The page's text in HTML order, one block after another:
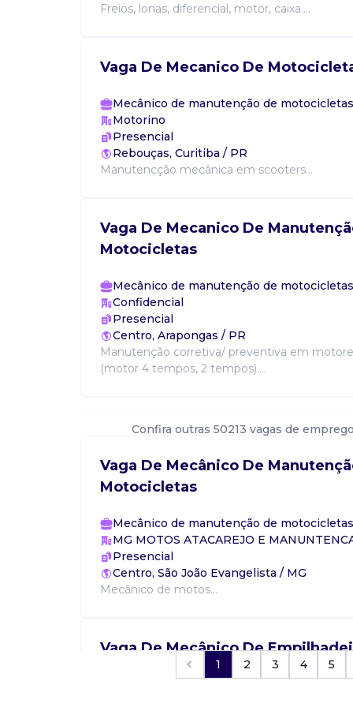
Freios, lonas, diferencial, motor, caixa....
Vaga De Mecanico De
Mecânico de manutenção de motocicletas
Motorino
Presencial
Rebouças, Curitiba / PR
Manutencção mecânica em scooters...
Vaga De Mecanico De
Motocicletas
Mecânico de manutenção de motocicletas
Confidencial
Presencial
Centro, Arapongas / PR
Manutenção corretiva/ preventiva em
(motor 4 tempos, 2 tempos)....
Confira outras 50213 vagas de
Vaga De Mecânico De
Motocicletas
Mecânico de manutenção de motocicletas
MG MOTOS ATACAREJO E
Presencial
Centro, São João Evangelista / MG
Mecânico de motos...
Vaga De Mecânico De
1 2 3 4 5